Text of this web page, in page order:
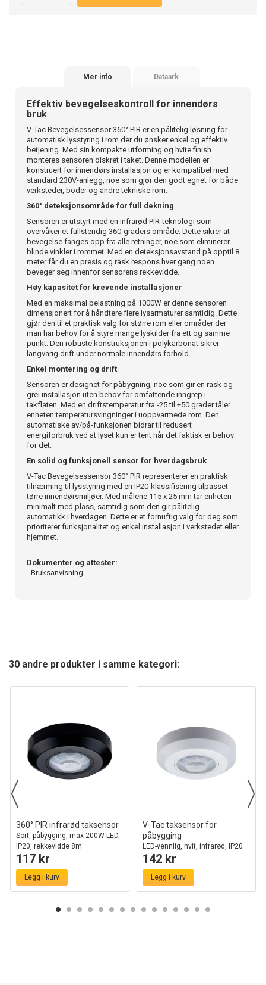
Mer info Dataark
Effektiv bevegelseskontroll for innendørs
bruk
V-Tac Bevegelsessensor 360° PIR er en pålitelig løsning for
automatisk lysstyring i rom der du ønsker enkel og effektiv
betjening. Med sin kompakte utforming og hvite finish
monteres sensoren diskret i taket. Denne modellen er
konstruert for innendørs installasjon og er kompatibel med
standard 230V-anlegg, noe som gjør den godt egnet for både
verksteder, boder og andre tekniske rom.
360° deteksjonsområde for full dekning
Sensoren er utstyrt med en infrarød PIR-teknologi som
overvåker et fullstendig 360-graders område. Dette sikrer at
bevegelse fanges opp fra alle retninger, noe som eliminerer
blinde vinkler i rommet. Med en deteksjonsavstand på opptil 8
meter får du en presis og rask respons hver gang noen
beveger seg innenfor sensorens rekkevidde.
Høy kapasitet for krevende installasjoner
Med en maksimal belastning på 1000W er denne sensoren
dimensjonert for å håndtere flere lysarmaturer samtidig. Dette
gjør den til et praktisk valg for større rom eller områder der
man har behov for å styre mange lyskilder fra ett og samme
punkt. Den robuste konstruksjonen i polykarbonat sikrer
langvarig drift under normale innendørs forhold.
Enkel montering og drift
Sensoren er designet for påbygning, noe som gir en rask og
grei installasjon uten behov for omfattende inngrep i
takflaten. Med en driftstemperatur fra -25 til +50 grader tåler
enheten temperatursvingninger i uoppvarmede rom. Den
automatiske av/på-funksjonen bidrar til redusert
energiforbruk ved at lyset kun er tent når det faktisk er behov
for det.
En solid og funksjonell sensor for hverdagsbruk
V-Tac Bevegelsessensor 360° PIR representerer en praktisk
tilnærming til lysstyring med en IP20-klassifisering tilpasset
tørre innendørsmiljøer. Med målene 115 x 25 mm tar enheten
minimalt med plass, samtidig som den gir pålitelig
automatikk i hverdagen. Dette er et fornuftig valg for deg som
prioriterer funksjonalitet og enkel installasjon i verkstedet eller
hjemmet.
Dokumenter og attester:
- Bruksanvisning
30 andre produkter i samme kategori:
360° PIR infrarød taksensor
Sort, påbygging, max 200W LED,
IP20, rekkevidde 8m
117 kr
Legg i kurv
V-Tac taksensor for
påbygging
LED-vennlig, hvit, infrarød, IP20
innendørs
142 kr
Legg i kurv